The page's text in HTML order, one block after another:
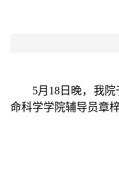
5月18 日晚，我
命科学学院辅导员章